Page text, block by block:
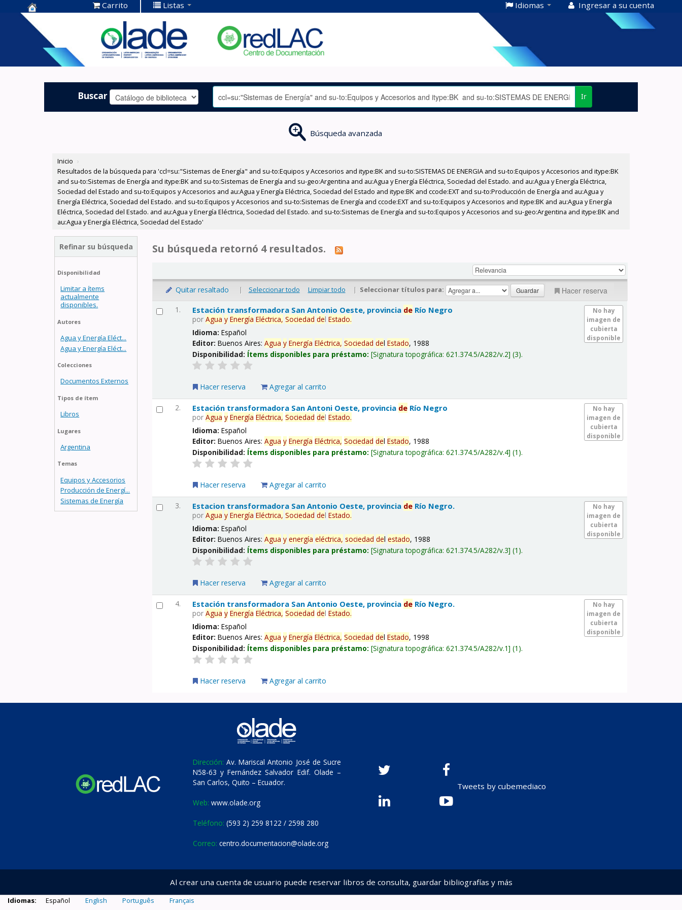
Centro de
Documentación
OLADE -
Carrito Listas Idiomas Ingresar a su cuenta
Buscar Ir
Búsqueda avanzada
Inicio ›
Resultados de la búsqueda para 'ccl=su:"Sistemas de Energía" and su-to:Equipos y Accesorios and itype:BK and su-to:SISTEMAS DE ENERGIA and su-to:Equipos y Accesorios and itype:BK
and su-to:Sistemas de Energía and itype:BK and su-to:Sistemas de Energía and su-geo:Argentina and au:Agua y Energía Eléctrica, Sociedad del Estado. and au:Agua y Energía Eléctrica,
Sociedad del Estado and su-to:Equipos y Accesorios and au:Agua y Energía Eléctrica, Sociedad del Estado and itype:BK and ccode:EXT and su-to:Producción de Energía and au:Agua y
Energía Eléctrica, Sociedad del Estado. and su-to:Equipos y Accesorios and su-to:Sistemas de Energía and ccode:EXT and su-to:Equipos y Accesorios and itype:BK and au:Agua y Energía
Eléctrica, Sociedad del Estado. and au:Agua y Energía Eléctrica, Sociedad del Estado. and su-to:Sistemas de Energía and su-to:Equipos y Accesorios and su-geo:Argentina and itype:BK and
au:Agua y Energía Eléctrica, Sociedad del Estado'
Refinar su búsqueda
Disponibilidad
Limitar a ítems
actualmente
disponibles.
Autores
Agua y Energía Eléct...
Agua y Energía Eléct...
Colecciones
Documentos Externos
Tipos de ítem
Libros
Lugares
Argentina
Temas
Equipos y Accesorios
Producción de Energí...
Sistemas de Energía
Su búsqueda retornó 4 resultados.
Quitar resaltado | Seleccionar todo Limpiar todo | Seleccionar títulos para: Hacer reserva
1.
No hay
imagen de
cubierta
disponible
Estación transformadora San Antonio Oeste, provincia de Río Negro
porAgua y Energía Eléctrica, Sociedad delEstado.
Idioma:Español
Editor:Buenos Aires:Agua y Energía Eléctrica, Sociedad delEstado, 1988
Disponibilidad: Ítems disponibles para préstamo: Signatura topográfica:621.374.5/A282/v.2 (3).
Hacer reserva Agregar al carrito
2.
No hay
imagen de
cubierta
disponible
Estación transformadora San Antoni Oeste, provincia de Río Negro
porAgua y Energía Eléctrica, Sociedad delEstado.
Idioma:Español
Editor:Buenos Aires:Agua y Energía Eléctrica, Sociedad delEstado, 1988
Disponibilidad: Ítems disponibles para préstamo: Signatura topográfica:621.374.5/A282/v.4 (1).
Hacer reserva Agregar al carrito
3.
No hay
imagen de
cubierta
disponible
Estacion transformadora San Antonio Oeste, provincia de Río Negro.
porAgua y Energía Eléctrica, Sociedad delEstado.
Idioma:Español
Editor:Buenos Aires:Agua y energía eléctrica, sociedad delestado, 1988
Disponibilidad: Ítems disponibles para préstamo: Signatura topográfica:621.374.5/A282/v.3 (1).
Hacer reserva Agregar al carrito
4.
No hay
imagen de
cubierta
disponible
Estación transformadora San Antonio Oeste, provincia de Río Negro.
porAgua y Energía Eléctrica, Sociedad delEstado.
Idioma:Español
Editor:Buenos Aires:Agua y Energía Eléctrica, Sociedad delEstado, 1998
Disponibilidad: Ítems disponibles para préstamo: Signatura topográfica:621.374.5/A282/v.1 (1).
Hacer reserva Agregar al carrito
Dirección: Av. Mariscal Antonio José de Sucre
N58-63 y Fernández Salvador Edif. Olade –
San Carlos, Quito – Ecuador.
Web: www.olade.org
Teléfono: (593 2) 259 8122 / 2598 280
Correo: centro.documentacion@olade.org
Tweets by cubemediaco
Al crear una cuenta de usuario puede reservar libros de consulta, guardar bibliografías y más
Idiomas: Español English Português Français